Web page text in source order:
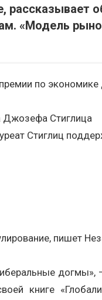
«Модель
по
Джозефа Стиглица
Стиглиц
пишет
догмы»,
книге